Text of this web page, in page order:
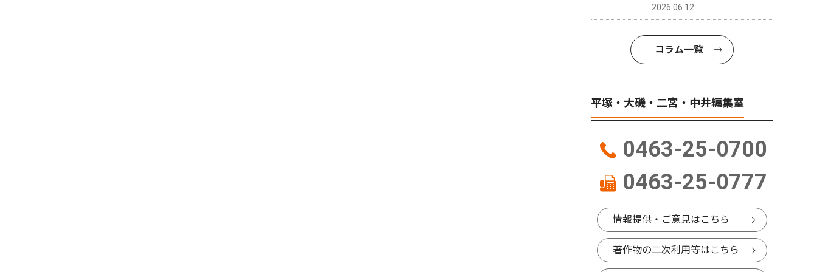
2026.06.12
コラム一覧
平塚・大磯・二宮・中井編集室
0463-25-0700
0463-25-0777
情報提供・ご意見はこちら
著作物の二次利用等はこちら